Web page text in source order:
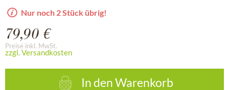
Nur noch 2 Stück übrig!
79,90 €
Preise inkl. MwSt.
zzgl. Versandkosten
In denWarenkorb